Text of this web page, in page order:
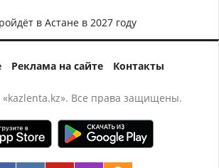
в Астане в 2027 году
Реклама на сайте Контакты
«kazlenta.kz». Все права защищены.